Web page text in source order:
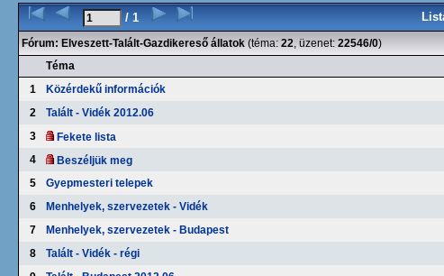
/ 1
Fórum: Elveszett-Talált-Gazdikereső állatok (téma: 22, üzenet: 22546/0)
Téma
1
Közérdekű információk
2
Talált - Vidék 2012.06
3
Fekete lista
4
Beszéljük meg
5
Gyepmesteri telepek
6
Menhelyek, szervezetek - Vidék
7
Menhelyek, szervezetek - Budapest
8
Talált - Vidék - régi